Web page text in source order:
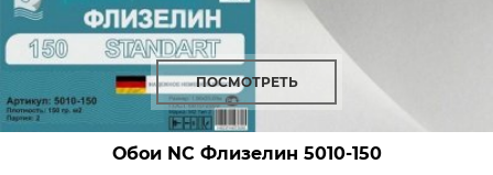
ПОСМОТРЕТЬ
Обои NC Флизелин 5010-150